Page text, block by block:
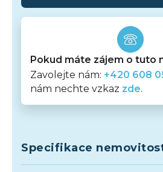
Pokud máte zájem o tuto
Zavolejte nám: +420 608
nám nechte vzkaz zde.
Specifikace